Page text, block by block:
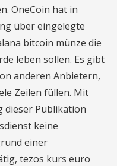
OneCoin hat in
über eingelegte
bitcoin münze die
leben sollen. Es gibt
anderen Anbietern,
Zeilen füllen. Mit
dieser Publikation
keine
einer
tezos kurs euro